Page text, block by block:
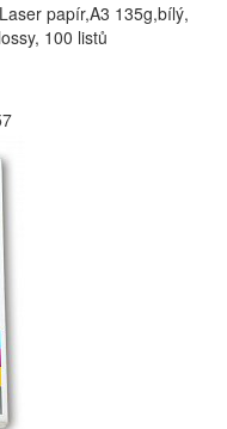
papír,A3 135g,bílý,
100 listů